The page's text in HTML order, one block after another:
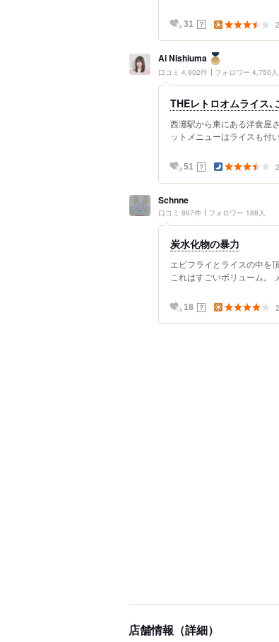
31 ？
Ai Nishiuma
口コミ 4,902件 フォロワー 4,750人
THEレトロオムライス､
西灘駅から東にある洋食屋
ットメニューはライスも付
51 ？
Schnne
口コミ 867件 フォロワー 188人
炭水化物の暴力
エビフライとライスの中を
これはすごいボリューム。
18 ？
店舗情報（詳細）